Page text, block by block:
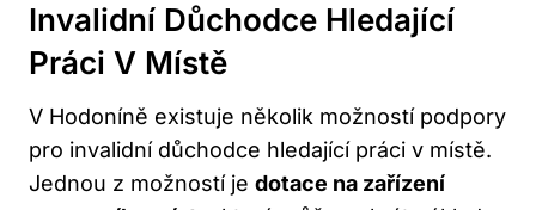
Invalidní Důchodce Hledající
Práci V Místě
V Hodoníně existuje několik možností podpory
pro invalidní důchodce hledající práci v místě.
Jednou z možností je dotace na zařízení